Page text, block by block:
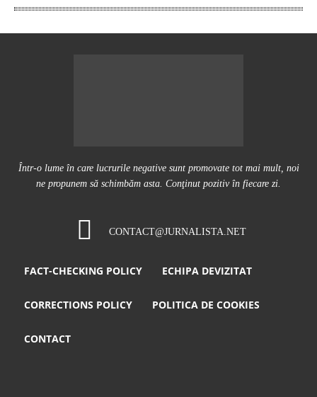
Într-o lume în care lucrurile negative sunt promovate tot mai mult, noi
ne propunem să schimbăm asta. Conţinut pozitiv în fiecare zi.
CONTACT@JURNALISTA.NET
FACT-CHECKING POLICY ECHIPA DEVIZITAT
CORRECTIONS POLICY POLITICA DE COOKIES
CONTACT